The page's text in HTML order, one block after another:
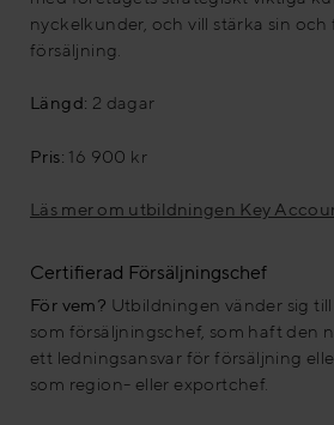
nyckelkunder, och vill stärka sin
försäljning.
Längd: 2 dagar
Pris: 16 900 kr
Läs mer om utbildningen Key
Certifierad Försäljningschef
För vem? Utbildningen vänder sig
som försäljningschef, som haft den
ett ledningsansvar för försäljning
som region- eller exportchef.